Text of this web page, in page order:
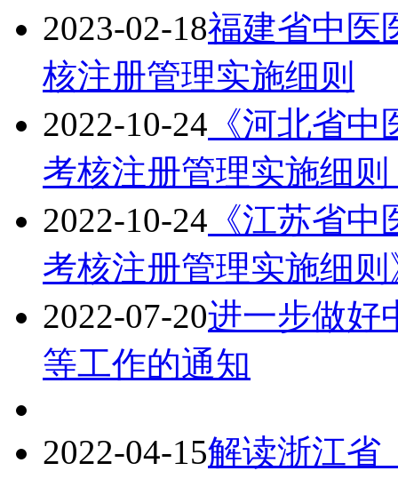
2023-02-18福建省中医
核注册管理实施细则
2022-10-24 《河北省
考核注册管理实施细
2022-10-24 《江苏省
考核注册管理实施细
2022-07-20进一步做好
等工作的通知
2022-04-15解读浙江省